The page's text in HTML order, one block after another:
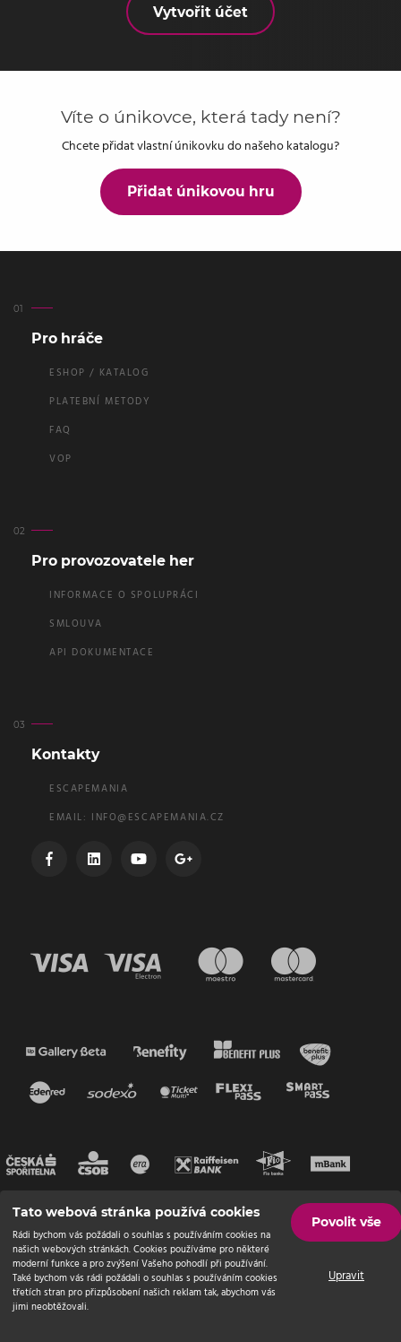
Vytvořit účet
Víte o únikovce, která tady není?
Chcete přidat vlastní únikovku do našeho katalogu?
Přidat únikovou hru
Pro hráče
ESHOP / KATALOG
PLATEBNÍ METODY
FAQ
VOP
Pro provozovatele her
INFORMACE O SPOLUPRÁCI
SMLOUVA
API DOKUMENTACE
Kontakty
ESCAPEMANIA
EMAIL: INFO@ESCAPEMANIA.CZ
Tato webová stránka používá cookies
Rádi bychom vás požádali o souhlas s používáním cookies na
našich webových stránkách. Cookies používáme pro některé
moderní funkce a pro zvýšení Vašeho pohodlí při používání.
Také bychom vás rádi požádali o souhlas s používáním cookies
třetích stran pro přizpůsobení našich reklam tak, abychom vás
jimi neobtěžovali.
Povolit vše
Upravit